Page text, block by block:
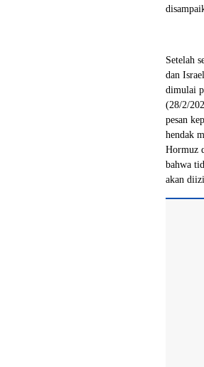
Setelah
dan
dimulai
(28/2/
pesan
hendak
Hormuz
bahwa
akan